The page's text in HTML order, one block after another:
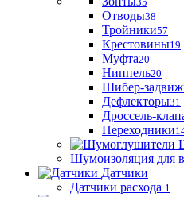
Отводы38
Тройники57
Крестовины19
Муфта20
Ниппель20
Шибер-
Дефлекторы31
Дроссель-
Переходники
Шумоизоляция для
Датчики
Датчики расхода 1